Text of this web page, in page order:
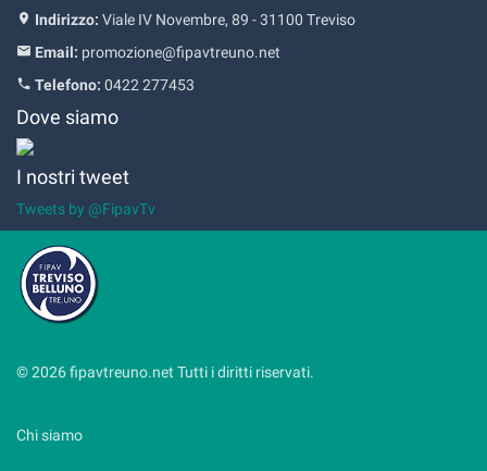
Indirizzo: Viale IV Novembre, 89 - 31100 Treviso
Email: promozione@fipavtreuno.net
Telefono: 0422 277453
Dove siamo
I nostri tweet
Tweets by @FipavTv
© 2026 fipavtreuno.net Tutti i diritti riservati.
Chi siamo